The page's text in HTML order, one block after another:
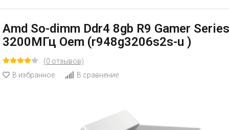
Amd So-dimm Ddr4 8gb R9 Gamer Series
3200МГц Oem (r948g3206s2s-u )
(0 отзывов)
В избранное
В сравнение